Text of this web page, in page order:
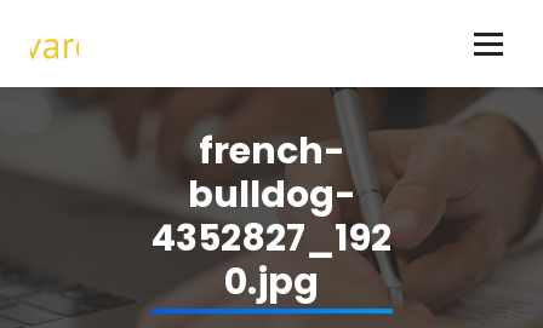
french-
bulldog-
4352827_192
0.jpg